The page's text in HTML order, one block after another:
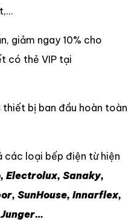
giảm ngay 10% cho
có thẻ VIP tại
bị ban đầu hoàn toàn
loại bếp điện từ hiện
Electrolux, Sanaky,
SunHouse, Innarflex,